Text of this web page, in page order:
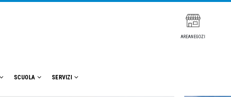
AREANEGOZI
SCUOLA SERVIZI